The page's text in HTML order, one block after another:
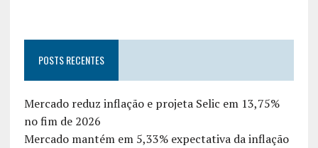
POSTS RECENTES
Mercado reduz inflação e projeta Selic em 13,75%
no fim de 2026
Mercado mantém em 5,33% expectativa da inflação